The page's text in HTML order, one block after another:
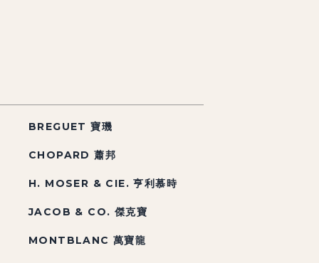
BREGUET 寶璣
CHOPARD 蕭邦
H. MOSER & CIE. 亨利慕時
JACOB & CO. 傑克寶
MONTBLANC 萬寶龍